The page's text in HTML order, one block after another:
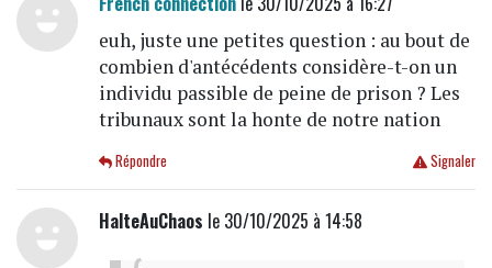
euh, juste une petites question : au bout de
combien d'antécédents considère-t-on un
individu passible de peine de prison ? Les
tribunaux sont la honte de notre nation
Signaler
Répondre
HalteAuChaos le 30/10/2025 à 14:58